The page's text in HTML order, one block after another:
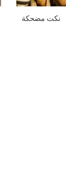
نكت مضحكة